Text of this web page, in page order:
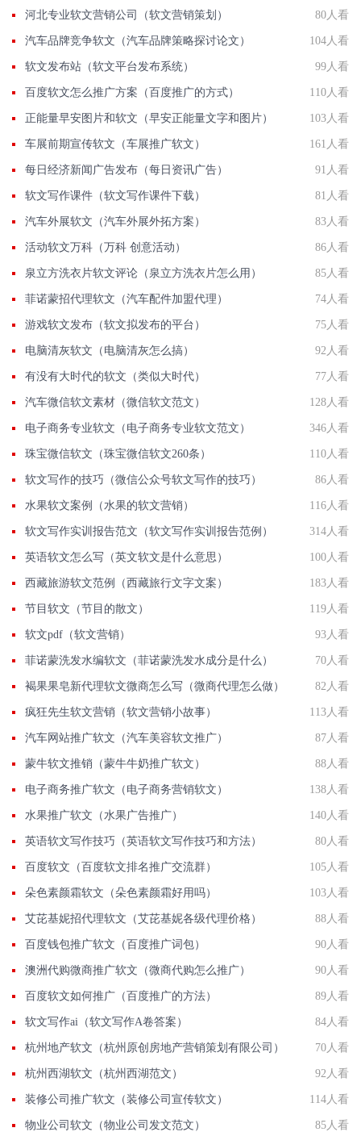
河北专业软文营销公司（软文营销策划） 80人看
汽车品牌竞争软文（汽车品牌策略探讨论文） 104人看
软文发布站（软文平台发布系统） 99人看
百度软文怎么推广方案（百度推广的方式） 110人看
正能量早安图片和软文（早安正能量文字和图片） 103人看
车展前期宣传软文（车展推广软文） 161人看
每日经济新闻广告发布（每日资讯广告） 91人看
软文写作课件（软文写作课件下载） 81人看
汽车外展软文（汽车外展外拓方案） 83人看
活动软文万科（万科 创意活动） 86人看
泉立方洗衣片软文评论（泉立方洗衣片怎么用） 85人看
菲诺蒙招代理软文（汽车配件加盟代理） 74人看
游戏软文发布（软文拟发布的平台） 75人看
电脑清灰软文（电脑清灰怎么搞） 92人看
有没有大时代的软文（类似大时代） 77人看
汽车微信软文素材（微信软文范文） 128人看
电子商务专业软文（电子商务专业软文范文） 346人看
珠宝微信软文（珠宝微信软文260条） 110人看
软文写作的技巧（微信公众号软文写作的技巧） 86人看
水果软文案例（水果的软文营销） 116人看
软文写作实训报告范文（软文写作实训报告范例） 314人看
英语软文怎么写（英文软文是什么意思） 100人看
西藏旅游软文范例（西藏旅行文字文案） 183人看
节目软文（节目的散文） 119人看
软文pdf（软文营销） 93人看
菲诺蒙洗发水编软文（菲诺蒙洗发水成分是什么） 70人看
褐果果皂新代理软文微商怎么写（微商代理怎么做） 82人看
疯狂先生软文营销（软文营销小故事） 113人看
汽车网站推广软文（汽车美容软文推广） 87人看
蒙牛软文推销（蒙牛牛奶推广软文） 88人看
电子商务推广软文（电子商务营销软文） 138人看
水果推广软文（水果广告推广） 140人看
英语软文写作技巧（英语软文写作技巧和方法） 80人看
百度软文（百度软文排名推广交流群） 105人看
朵色素颜霜软文（朵色素颜霜好用吗） 103人看
艾芘基妮招代理软文（艾芘基妮各级代理价格） 88人看
百度钱包推广软文（百度推广词包） 90人看
澳洲代购微商推广软文（微商代购怎么推广） 90人看
百度软文如何推广（百度推广的方法） 89人看
软文写作ai（软文写作A卷答案） 84人看
杭州地产软文（杭州原创房地产营销策划有限公司） 70人看
杭州西湖软文（杭州西湖范文） 92人看
装修公司推广软文（装修公司宣传软文） 114人看
物业公司软文（物业公司发文范文） 85人看